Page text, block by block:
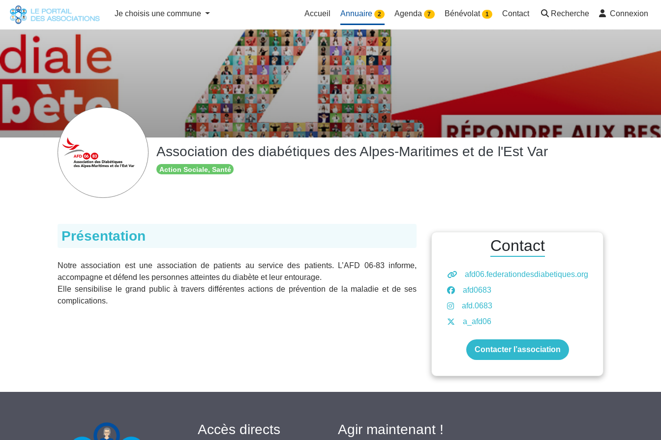
Je choisis une commune Accueil Annuaire 2 Agenda 7 Bénévolat 1 Contact Recherche Connexion
Association des diabétiques des Alpes-Maritimes et de l'Est Var
Action Sociale, Santé
Présentation
Notre association est une association de patients au service des patients. L’AFD 06-83 informe,
accompagne et défend les personnes atteintes du diabète et leur entourage.
Elle sensibilise le grand public à travers différentes actions de prévention de la maladie et de ses
complications.
Contact
afd06.federationdesdiabetiques.org
afd0683
afd.0683
a_afd06
Contacter l’association
Accès directs Agir maintenant !
Panneau de gestion des cookies